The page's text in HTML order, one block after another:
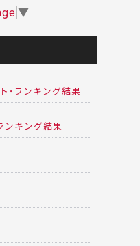
▼
･ランキング結果
ンキング結果